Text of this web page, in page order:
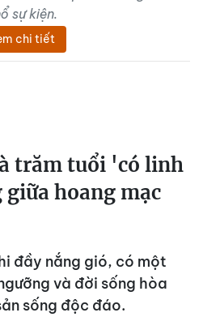
sự kiện.
chi tiết
trăm tuổi 'có linh
hoang mạc
đầy nắng gió, có một
và đời sống hòa
sống độc đáo.